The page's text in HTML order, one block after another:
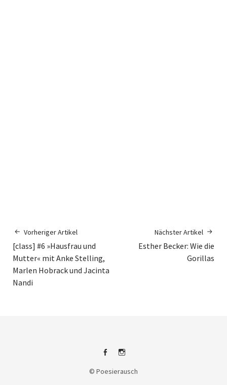
Vorheriger Artikel
[class] #6 »Hausfrau und
Mutter« mit Anke Stelling,
Marlen Hobrack und Jacinta
Nandi
Nächster Artikel
Esther Becker: Wie die
Gorillas
FacebookInstagram
© Poesierausch